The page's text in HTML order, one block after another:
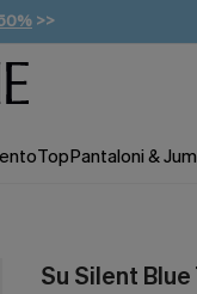
>>
49€
SCONTO*
TopPantaloni &
Su Silent Blue